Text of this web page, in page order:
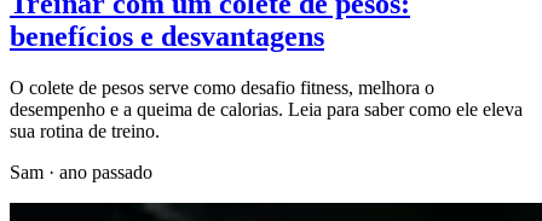
benefícios e desvantagens
O colete de pesos serve como desafio fitness, melhora o
desempenho e a queima de calorias. Leia para saber como ele eleva
sua rotina de treino.
Sam · ano passado